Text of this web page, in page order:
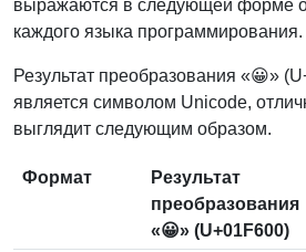
выражаются в следующей форме
каждого языка программирования.
Результат преобразования «😀»
является символом Unicode,
выглядит следующим образом.
Формат
Результат
преобразования
«😀» (U+01F600)